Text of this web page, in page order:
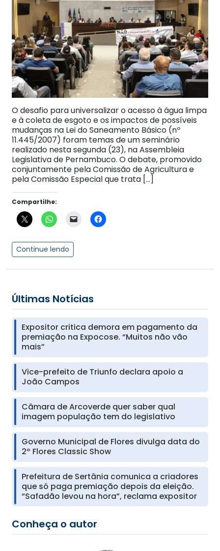
O desafio para universalizar o acesso à água limpa
e à coleta de esgoto e os impactos de possíveis
mudanças na Lei do Saneamento Básico (nº
11.445/2007) foram temas de um seminário
realizado nesta segunda (23), na Assembleia
Legislativa de Pernambuco. O debate, promovido
conjuntamente pela Comissão de Agricultura e
pela Comissão Especial que trata […]
Compartilhe:
Continue lendo
Últimas Notícias
Expositor critica demora em pagamento da
premiação na Expocose. “Muitos não vão
mais”
Vice-prefeito de Triunfo declara apoio a
João Campos
Câmara de Arcoverde quer saber qual
imagem população tem do legislativo
Governo Municipal de Flores divulga data do
2º Flores Classic Show
Prefeitura de Sertânia comunica a criadores
que só paga premiação depois da eleição.
“Safadão levou na hora”, reclama expositor
Conheça o autor